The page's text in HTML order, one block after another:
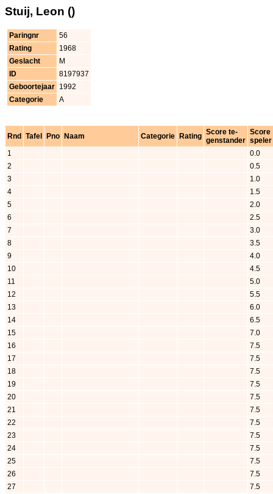
Stuij, Leon ()
Paringnr
56
Rating
1968
Geslacht
M
ID
8197937
Geboortejaar 1992
Categorie
A
Rnd Tafel Pno Naam Categorie Rating Score te-
genstander
Score
speler
1
0.0
2
0.5
3
1.0
4
1.5
5
2.0
6
2.5
7
3.0
8
3.5
9
4.0
10
4.5
11
5.0
12
5.5
13
6.0
14
6.5
15
7.0
16
7.5
17
7.5
18
7.5
19
7.5
20
7.5
21
7.5
22
7.5
23
7.5
24
7.5
25
7.5
26
7.5
27
7.5